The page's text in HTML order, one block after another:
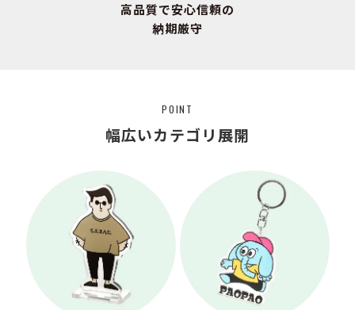
高品質で安心信頼の
納期厳守
POINT
幅広いカテゴリ展開